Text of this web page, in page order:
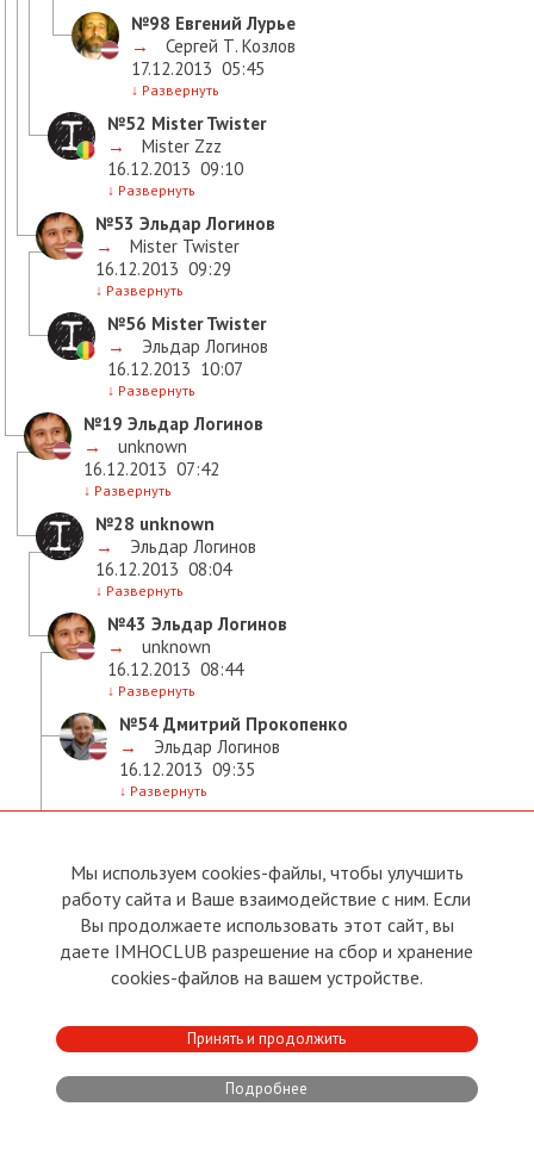
№98 Евгений Лурье
→
Сергей Т. Козлов
17.12.2013 05:45
↓ Развернуть
№52 Mister Twister
→
Mister Zzz
16.12.2013 09:10
↓ Развернуть
№53 Эльдар Логинов
→
Mister Twister
16.12.2013 09:29
↓ Развернуть
№56 Mister Twister
→
Эльдар Логинов
16.12.2013 10:07
↓ Развернуть
№19 Эльдар Логинов
→
unknown
16.12.2013 07:42
↓ Развернуть
№28 unknown
→
Эльдар Логинов
16.12.2013 08:04
↓ Развернуть
№43 Эльдар Логинов
→
unknown
16.12.2013 08:44
↓ Развернуть
№54 Дмитрий Прокопенко
→
Эльдар Логинов
16.12.2013 09:35
↓ Развернуть
16.12.2013 13:37
Развернуть
№77Эльдар Логинов
→
Red Fox
16.12.2013
13:47
↓Развернуть
№76Red Fox
Эльдар Логинов
Мы используем cookies-файлы, чтобы улучшить
работу сайта и Ваше взаимодействие с ним. Если
Вы продолжаете использовать этот сайт, вы
даете IMHOCLUB разрешение на сбор и хранение
cookies-файлов на вашем устройстве.
Принять и продолжить
Подробнее